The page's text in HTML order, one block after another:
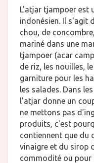
L'atjar tjampoer est
indonésien. Il s'agit
chou, de
mariné dans une
tjampoer (acar
de riz, les nouilles,
garniture pour les
les salades. Dans
l'atjar donne un
ne mettons pas
produits, c'est
contiennent que du
vinaigre et du sirop
commodité ou pour